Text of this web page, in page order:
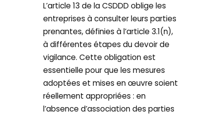
L’article 13 de la CSDDD oblige les
entreprises à consulter leurs parties
prenantes, définies à l’article 3.1(n),
à différentes étapes du devoir de
vigilance. Cette obligation est
essentielle pour que les mesures
adoptées et mises en œuvre soient
réellement appropriées : en
l’absence d’association des parties